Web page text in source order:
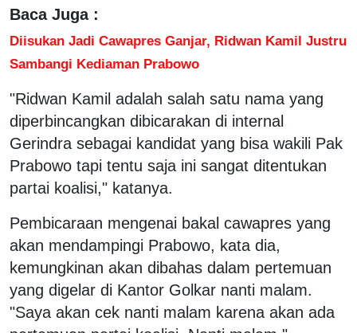
Baca Juga :
Diisukan Jadi Cawapres Ganjar, Ridwan Kamil Justru
Sambangi Kediaman Prabowo
"Ridwan Kamil adalah salah satu nama yang
diperbincangkan dibicarakan di internal
Gerindra sebagai kandidat yang bisa wakili Pak
Prabowo tapi tentu saja ini sangat ditentukan
partai koalisi," katanya.
Pembicaraan mengenai bakal cawapres yang
akan mendampingi Prabowo, kata dia,
kemungkinan akan dibahas dalam pertemuan
yang digelar di Kantor Golkar nanti malam.
"Saya akan cek nanti malam karena akan ada